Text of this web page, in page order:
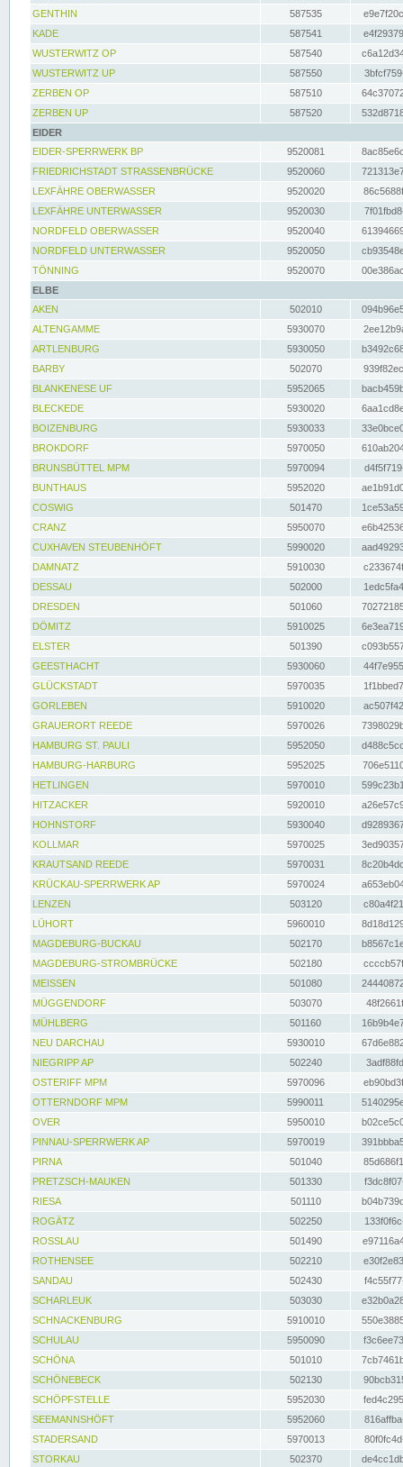
GENTHIN
587535
KADE
587541
WUSTERWITZ OP
587540
WUSTERWITZ UP
587550
ZERBEN OP
587510
ZERBEN UP
587520
EIDER
EIDER-SPERRWERK BP
9520081
FRIEDRICHSTADT STRASSENBRÜCKE
9520060
LEXFÄHRE OBERWASSER
9520020
LEXFÄHRE UNTERWASSER
9520030
NORDFELD OBERWASSER
9520040
NORDFELD UNTERWASSER
9520050
TÖNNING
9520070
ELBE
AKEN
502010
ALTENGAMME
5930070
ARTLENBURG
5930050
BARBY
502070
BLANKENESE UF
5952065
BLECKEDE
5930020
BOIZENBURG
5930033
BROKDORF
5970050
BRUNSBÜTTEL MPM
5970094
BUNTHAUS
5952020
COSWIG
501470
CRANZ
5950070
CUXHAVEN STEUBENHÖFT
5990020
DAMNATZ
5910030
DESSAU
502000
DRESDEN
501060
DÖMITZ
5910025
ELSTER
501390
GEESTHACHT
5930060
GLÜCKSTADT
5970035
GORLEBEN
5910020
GRAUERORT REEDE
5970026
HAMBURG ST. PAULI
5952050
HAMBURG-HARBURG
5952025
HETLINGEN
5970010
HITZACKER
5920010
HOHNSTORF
5930040
KOLLMAR
5970025
KRAUTSAND REEDE
5970031
KRÜCKAU-SPERRWERK AP
5970024
LENZEN
503120
LÜHORT
5960010
MAGDEBURG-BUCKAU
502170
MAGDEBURG-STROMBRÜCKE
502180
MEISSEN
501080
MÜGGENDORF
503070
MÜHLBERG
501160
NEU DARCHAU
5930010
NIEGRIPP AP
502240
OSTERIFF MPM
5970096
OTTERNDORF MPM
5990011
OVER
5950010
PINNAU-SPERRWERK AP
5970019
PIRNA
501040
PRETZSCH-MAUKEN
501330
RIESA
501110
ROGÄTZ
502250
ROSSLAU
501490
ROTHENSEE
502210
SANDAU
502430
SCHARLEUK
503030
SCHNACKENBURG
5910010
SCHULAU
5950090
SCHÖNA
501010
SCHÖNEBECK
502130
SCHÖPFSTELLE
5952030
SEEMANNSHÖFT
5952060
STADERSAND
5970013
STORKAU
502370